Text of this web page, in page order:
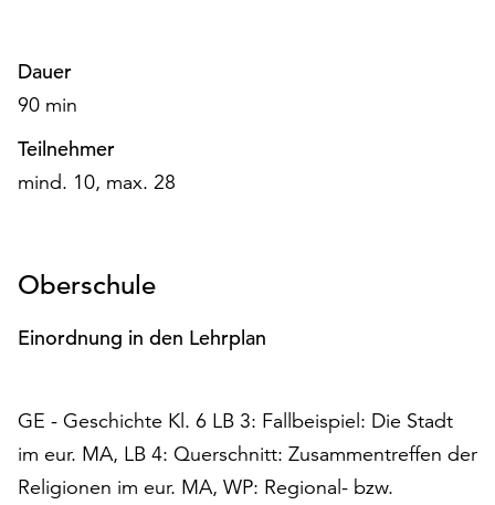
Dauer
90 min
Teilnehmer
mind. 10, max. 28
Oberschule
Einordnung in den Lehrplan
GE - Geschichte Kl. 6 LB 3: Fallbeispiel: Die Stadt
im eur. MA, LB 4: Querschnitt: Zusammentreffen der
Religionen im eur. MA, WP: Regional- bzw.